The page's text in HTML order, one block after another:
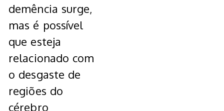
demência surge,
mas é possível
que esteja
relacionado com
o desgaste de
regiões do
cérebro